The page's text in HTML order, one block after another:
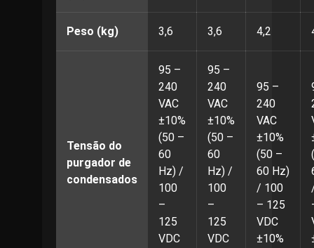
Peso (kg) 3,6 3,6 4,2
Tensão do
purgador de
condensados
95 –
240
VAC
±10%
(50 –
60
Hz) /
100
–
125
VDC
95 –
240
VAC
±10%
(50 –
60
Hz) /
100
–
125
VDC
95 –
240
VAC
±10%
(50 –
60 Hz)
/ 100
– 125
VDC
±10%